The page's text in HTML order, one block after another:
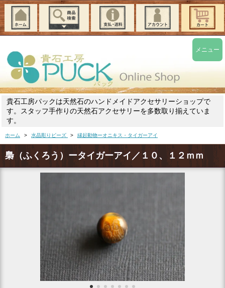
貴石工房パックは天然石のハンドメイドアクセサリーショップで
す。スタッフ手作りの天然石アクセサリーを多数取り揃えていま
す。
ホーム > 水晶彫りビーズ > 縁起動物ーオニキス・タイガーアイ
梟（ふくろう）ータイガーアイ／１０、１２ｍｍ
メニュー